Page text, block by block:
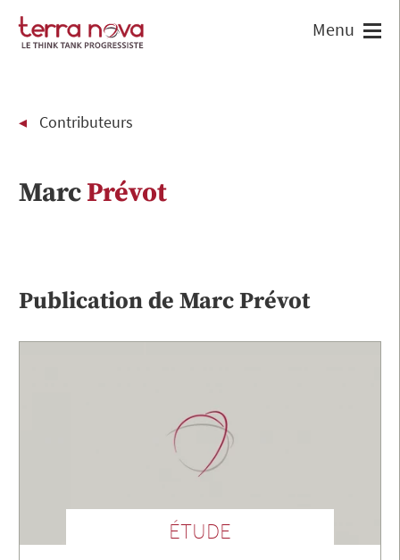
Contributeurs
MarcPrévot
Publication de MarcPrévot
ÉTUDE